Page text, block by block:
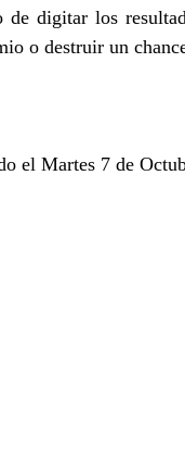
digitar los
o destruir un
el Martes 7 de